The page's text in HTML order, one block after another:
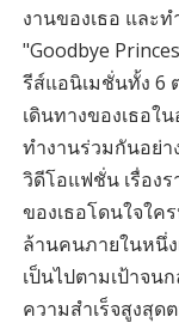
งานของเธอ และ
"Goodbye
รีส์แอนิเมชั่นทั้ง 6
เดินทางของเธอใ
ทำงานร่วมกันอย่า
วิดีโอแฟชั่น เรื่อง
ของเธอโดนใจใค
ล้านคนภายในหนึ่
เป็นไปตามเป้าจน
ความสำเร็จสูงสุด